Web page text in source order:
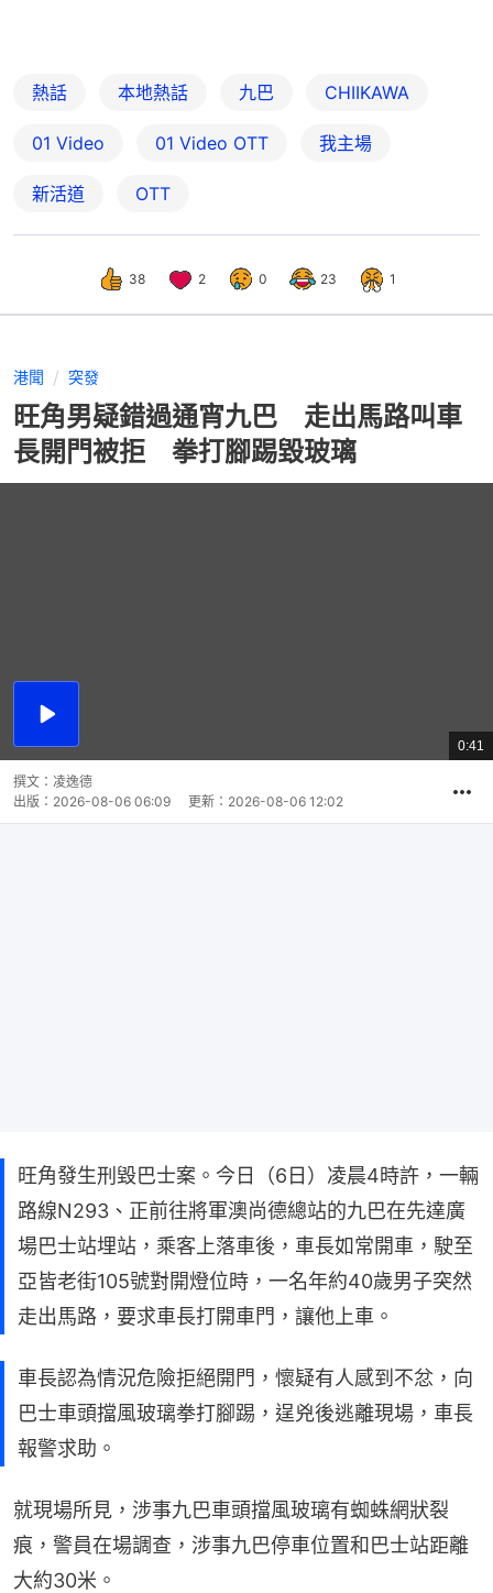
熱話 本地熱話 九巴 CHIIKAWA
01 Video 01‌ ‌Video‌ ‌OTT 我主場
新活道 OTT
38 2 0 23 1
港聞 突發
旺角男疑錯過通宵九巴 走出馬路叫車
長開門被拒 拳打腳踢毀玻璃
播
總
共
0:41
撰文： 凌逸德
出版： 2026-08-06 06:09 更新： 2026-08-06 12:02
旺角發生刑毀巴士案。今日（6日）凌晨4時許，一輛
路線N293、正前往將軍澳尚德總站的九巴在先達廣
場巴士站埋站，乘客上落車後，車長如常開車，駛至
亞皆老街105號對開燈位時，一名年約40歲男子突然
走出馬路，要求車長打開車門，讓他上車。
車長認為情況危險拒絕開門，懷疑有人感到不忿，向
巴士車頭擋風玻璃拳打腳踢，逞兇後逃離現場，車長
報警求助。
就現場所見，涉事九巴車頭擋風玻璃有蜘蛛網狀裂
痕，警員在場調查，涉事九巴停車位置和巴士站距離
大約30米。